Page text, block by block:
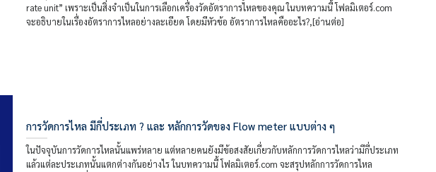
rate unit” เพราะเป็นสิ่งจำเป็นในการเลือกเครื่องวัดอัตราการไหลของคุณ ในบทความนี้ โฟลมิเตอร์.com
จะอธิบายในเรื่องอัตราการไหลอย่างละเอียด โดยมีหัวข้อ อัตราการไหลคืออะไร?,[อ่านต่อ]
การวัดการไหล มีกี่ประเภท ? และ หลักการวัดของ Flow meter แบบต่าง ๆ
ในปัจจุบันการวัดการไหลนั้นแพร่หลาย แต่หลายคนยังมีข้อสงสัยเกี่ยวกับหลักการวัดการไหลว่ามีกี่ประเภท
แล้วแต่ละประเภทนั้นแตกต่างกันอย่างไร ในบทความนี้ โฟลมิเตอร์.com จะสรุปหลักการวัดการไหล